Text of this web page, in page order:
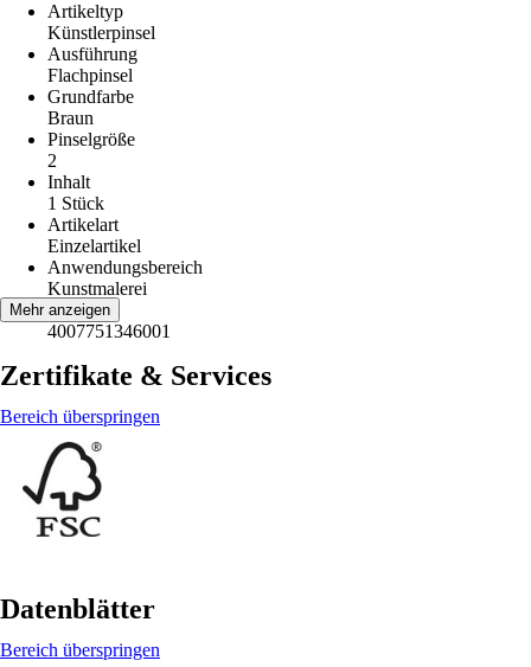
Artikeltyp
Künstlerpinsel
Ausführung
Flachpinsel
Grundfarbe
Braun
Pinselgröße
2
Inhalt
1 Stück
Artikelart
Einzelartikel
Anwendungsbereich
Kunstmalerei
EAN
4007751346001
Mehr anzeigen
Zertifikate & Services
Bereich überspringen
Datenblätter
Bereich überspringen